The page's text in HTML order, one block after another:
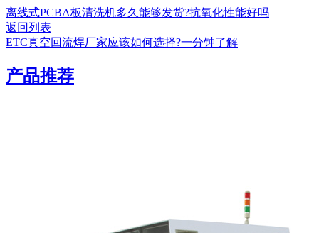
离线式PCBA板清洗机多久能够发货?抗氧化性能好吗
返回列表
ETC真空回流焊厂家应该如何选择?一分钟了解
产品推荐